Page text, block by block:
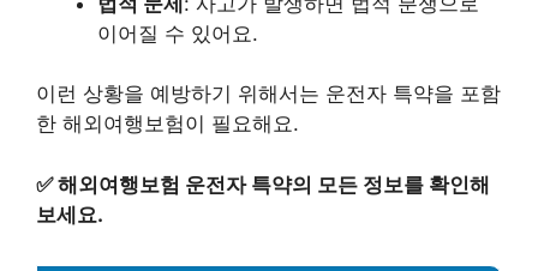
이어질 수 있어요.
이런 상황을 예방하기 위해서는 운전자 특약을 포함
한 해외여행보험이 필요해요.
✅해외여행보험 운전자 특약의 모든 정보를 확인해
보세요.